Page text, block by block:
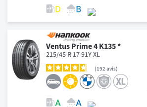
Ventus Prime 4 K135 *
215/45 R 17 91Y XL
192 avis